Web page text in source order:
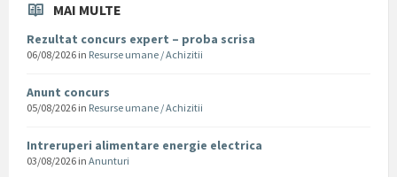
MAI MULTE
Rezultat concurs expert – proba scrisa
06/08/2026 in Resurse umane / Achizitii
Anunt concurs
05/08/2026 in Resurse umane / Achizitii
Intreruperi alimentare energie electrica
03/08/2026 in Anunturi